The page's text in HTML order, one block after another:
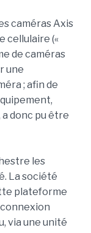
caméras Axis
cellulaire («
de caméras
une
; afin de
donc pu être
les
La société
plateforme
via une unité